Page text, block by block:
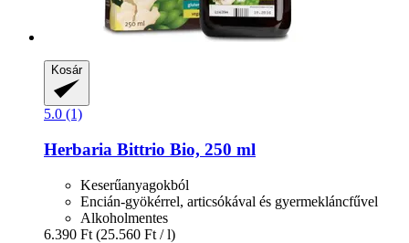
Kosár
5.0 (1)
Herbaria Bittrio Bio, 250 ml
Keserűanyagokból
Encián-gyökérrel, articsókával és gyermekláncfűvel
Alkoholmentes
6.390 Ft (25.560 Ft / l)